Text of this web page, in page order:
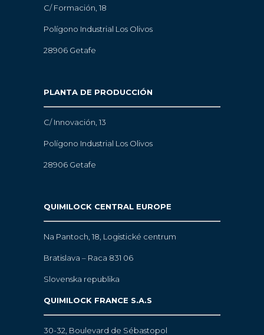
C/ Formación, 18
Polígono Industrial Los Olivos
28906 Getafe
PLANTA DE PRODUCCIÓN
C/ Innovación, 13
Polígono Industrial Los Olivos
28906 Getafe
QUIMILOCK CENTRAL EUROPE
Na Pantoch, 18, Logistické centrum
Bratislava – Raca 831 06
Slovenska republika
QUIMILOCK FRANCE S.A.S
30-32, Boulevard de Sébastopol